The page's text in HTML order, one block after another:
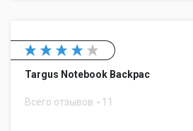
Targus Notebook Backpac
Всего отзывов 11